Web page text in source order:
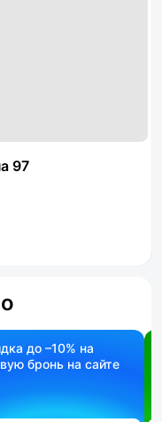
97
до –10% на
бронь на сайте